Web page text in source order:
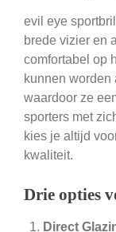
evil eye
brede vizier en
comfortabel op
kunnen worden
waardoor ze
sporters met
kies je altijd
kwaliteit.
Drie opties
Direct